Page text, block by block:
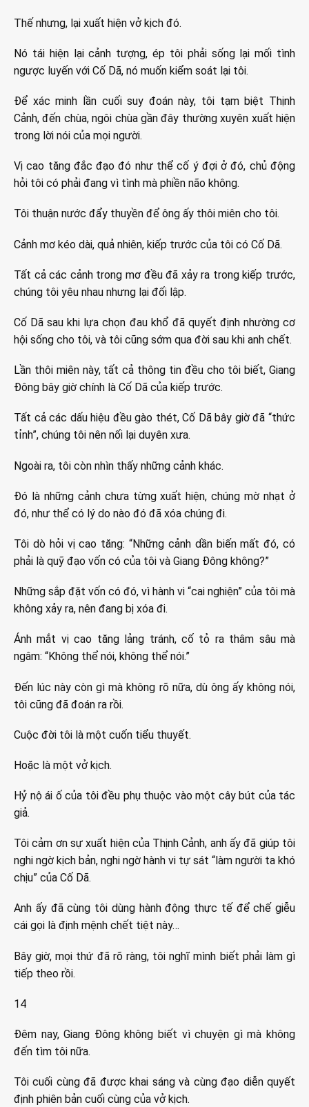
Thế nhưng, lại xuất hiện vở kịch đó.
Nó tái hiện lại cảnh tượng, ép tôi phải sống lại mối tình
ngược luyến với Cố Dã, nó muốn kiểm soát lại tôi.
Để xác minh lần cuối suy đoán này, tôi tạm biệt Thịnh
Cảnh, đến chùa, ngôi chùa gần đây thường xuyên xuất hiện
trong lời nói của mọi người.
Vị cao tăng đắc đạo đó như thể cố ý đợi ở đó, chủ động
hỏi tôi có phải đang vì tình mà phiền não không.
Tôi thuận nước đẩy thuyền để ông ấy thôi miên cho tôi.
Cảnh mơ kéo dài, quả nhiên, kiếp trước của tôi có Cố Dã.
Tất cả các cảnh trong mơ đều đã xảy ra trong kiếp trước,
chúng tôi yêu nhau nhưng lại đối lập.
Cố Dã sau khi lựa chọn đau khổ đã quyết định nhường cơ
hội sống cho tôi, và tôi cũng sớm qua đời sau khi anh chết.
Lần thôi miên này, tất cả thông tin đều cho tôi biết, Giang
Đông bây giờ chính là Cố Dã của kiếp trước.
Tất cả các dấu hiệu đều gào thét, Cố Dã bây giờ đã “thức
tỉnh”, chúng tôi nên nối lại duyên xưa.
Ngoài ra, tôi còn nhìn thấy những cảnh khác.
Đó là những cảnh chưa từng xuất hiện, chúng mờ nhạt ở
đó, như thể có lý do nào đó đã xóa chúng đi.
Tôi dò hỏi vị cao tăng: “Những cảnh dần biến mất đó, có
phải là quỹ đạo vốn có của tôi và Giang Đông không?”
Những sắp đặt vốn có đó, vì hành vi “cai nghiện” của tôi mà
không xảy ra, nên đang bị xóa đi.
Ánh mắt vị cao tăng lảng tránh, cố tỏ ra thâm sâu mà
ngâm: “Không thể nói, không thể nói.”
Đến lúc này còn gì mà không rõ nữa, dù ông ấy không nói,
tôi cũng đã đoán ra rồi.
Cuộc đời tôi là một cuốn tiểu thuyết.
Hoặc là một vở kịch.
Hỷ nộ ái ố của tôi đều phụ thuộc vào một cây bút của tác
giả.
Tôi cảm ơn sự xuất hiện của Thịnh Cảnh, anh ấy đã giúp tôi
nghi ngờ kịch bản, nghi ngờ hành vi tự sát “làm người ta khó
chịu” của Cố Dã.
Anh ấy đã cùng tôi dùng hành động thực tế để chế giễu
cái gọi là định mệnh chết tiệt này…
Bây giờ, mọi thứ đã rõ ràng, tôi nghĩ mình biết phải làm gì
tiếp theo rồi.
14
Đêm nay, Giang Đông không biết vì chuyện gì mà không
đến tìm tôi nữa.
Tôi cuối cùng đã được khai sáng và cùng đạo diễn quyết
định phiên bản cuối cùng của vở kịch.